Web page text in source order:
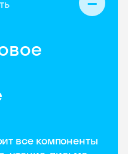
все компоненты